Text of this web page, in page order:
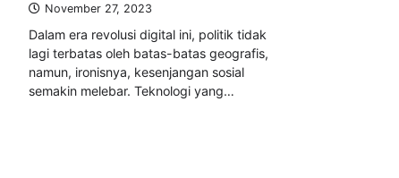
November 27, 2023
Dalam era revolusi digital ini, politik tidak
lagi terbatas oleh batas-batas geografis,
namun, ironisnya, kesenjangan sosial
semakin melebar. Teknologi yang…